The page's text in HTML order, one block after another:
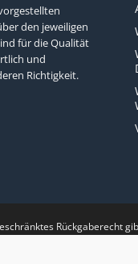
den jeweiligen
für die Qualität
und
Richtigkeit.
Rückgaberecht